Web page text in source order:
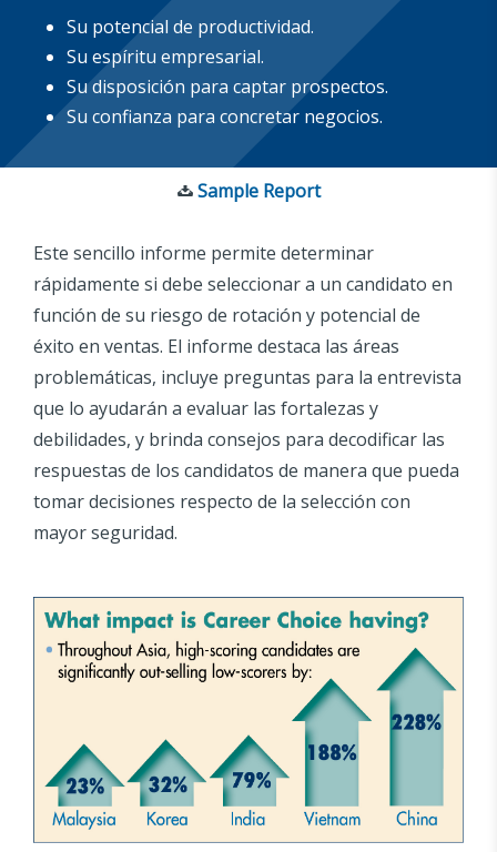
Su potencial de productividad.
Su espíritu empresarial.
Su disposición para captar prospectos.
Su confianza para concretar negocios.
Sample Report
Este sencillo informe permite determinar
rápidamente si debe seleccionar a un candidato en
función de su riesgo de rotación y potencial de
éxito en ventas. El informe destaca las áreas
problemáticas, incluye preguntas para la entrevista
que lo ayudarán a evaluar las fortalezas y
debilidades, y brinda consejos para decodificar las
respuestas de los candidatos de manera que pueda
tomar decisiones respecto de la selección con
mayor seguridad.